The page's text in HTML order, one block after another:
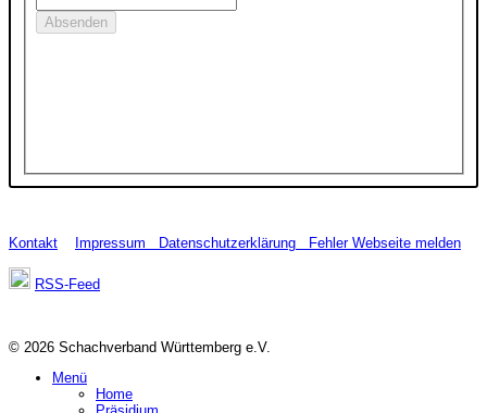
Kontakt Impressum Datenschutzerklärung Fehler Webseite melden
RSS-Feed
© 2026 Schachverband Württemberg e.V.
Menü
Home